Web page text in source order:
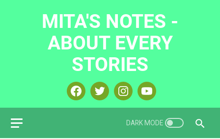
MITA'S NOTES -
ABOUT EVERY
STORIES